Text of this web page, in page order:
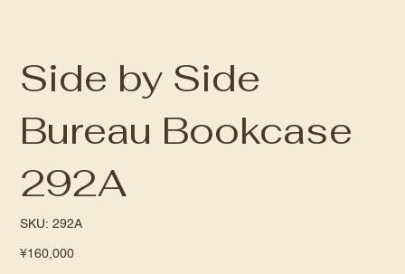
Side by Side
Bureau Bookcase
292A
SKU: SKU
292A
292A
Price
¥160,000